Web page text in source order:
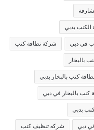
الكنب بدبي
في دبي شركة نظافة كنب
بالبخار
كنب بالبخار بدبي
كنب بالبخار في دبي
بدبي
دبي شركه تنظيف كنب